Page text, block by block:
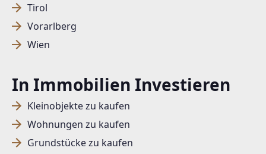
Tirol
Vorarlberg
Wien
In Immobilien Investieren
Kleinobjekte zu kaufen
Wohnungen zu kaufen
Grundstücke zu kaufen
SUCHAGENT ANLEGEN FÜR DIE
AKTUELLEN SUCHKRITERIEN